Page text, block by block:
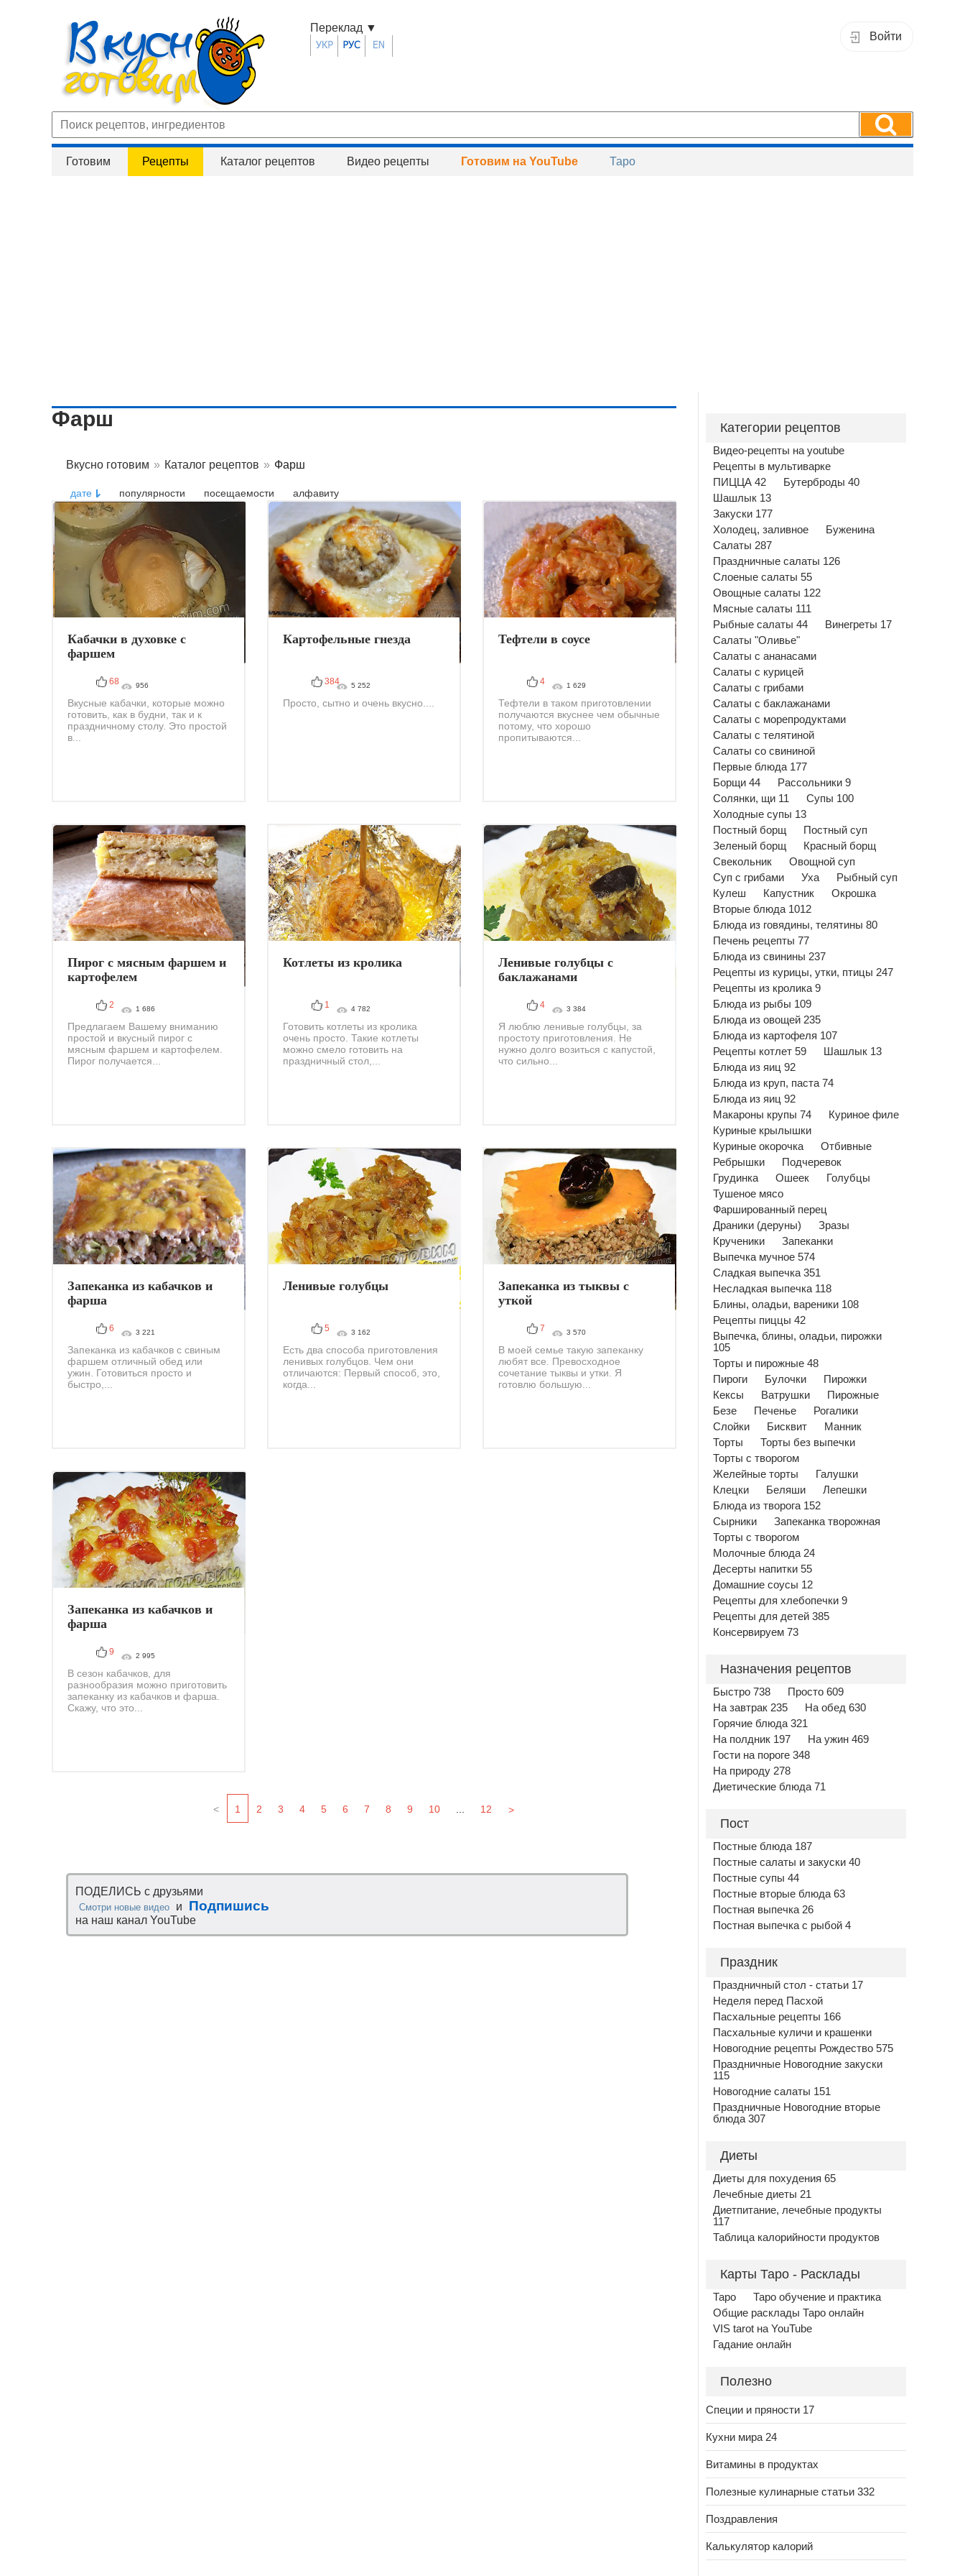
Войти
Переклад ▼
Готовим Рецепты Каталог рецептов Видео рецепты Готовим на YouTube Таро
Фарш
Вкусно готовим » Каталог рецептов » Фарш
дате популярности посещаемости алфавиту
Кабачки в духовке с
фаршем
68 956
Вкусные кабачки, которые можно
готовить, как в будни, так и к
праздничному столу. Это простой
в...
Картофельные гнезда
384 5 252
Просто, сытно и очень вкусно....
Тефтели в соусе
4 1 629
Тефтели в таком приготовлении
получаются вкуснее чем обычные
потому, что хорошо
пропитываются...
Пирог с мясным фаршем и
картофелем
2 1 686
Предлагаем Вашему вниманию
простой и вкусный пирог с
мясным фаршем и картофелем.
Пирог получается...
Котлеты из кролика
1 4 782
Готовить котлеты из кролика
очень просто. Такие котлеты
можно смело готовить на
праздничный стол,...
Ленивые голубцы с
баклажанами
4 3 384
Я люблю ленивые голубцы, за
простоту приготовления. Не
нужно долго возиться с капустой,
что сильно...
Запеканка из кабачков и
фарша
6 3 221
Запеканка из кабачков с свиным
фаршем отличный обед или
ужин. Готовиться просто и
быстро,...
Ленивые голубцы
5 3 162
Есть два способа приготовления
ленивых голубцов. Чем они
отличаются: Первый способ, это,
когда...
Запеканка из тыквы с
уткой
7 3 570
В моей семье такую запеканку
любят все. Превосходное
сочетание тыквы и утки. Я
готовлю большую...
Запеканка из кабачков и
фарша
9 2 995
В сезон кабачков, для
разнообразия можно приготовить
запеканку из кабачков и фарша.
Скажу, что это...
< 1 2 3 4 5 6 7 8 9 10 12 >
ПОДЕЛИСЬ с друзьями
Смотри новые видео и Подпишись
на наш канал YouTube
Категории рецептов
Видео-рецепты на youtube
Рецепты в мультиварке
ПИЦЦА 42
Бутерброды 40
Шашлык 13
Закуски 177
Холодец, заливное
Буженина
Салаты 287
Праздничные салаты 126
Слоеные салаты 55
Овощные салаты 122
Мясные салаты 111
Рыбные салаты 44
Винегреты 17
Салаты "Оливье"
Салаты с ананасами
Салаты с курицей
Салаты с грибами
Салаты с баклажанами
Салаты с морепродуктами
Салаты с телятиной
Салаты со свининой
Первые блюда 177
Борщи 44
Рассольники 9
Солянки, щи 11
Супы 100
Холодные супы 13
Постный борщ
Постный суп
Зеленый борщ
Красный борщ
Свекольник
Овощной суп
Суп с грибами
Уха
Рыбный суп
Кулеш
Капустник
Окрошка
Вторые блюда 1012
Блюда из говядины, телятины 80
Печень рецепты 77
Блюда из свинины 237
Рецепты из курицы, утки, птицы 247
Рецепты из кролика 9
Блюда из рыбы 109
Блюда из овощей 235
Блюда из картофеля 107
Рецепты котлет 59
Шашлык 13
Блюда из яиц 92
Блюда из круп, паста 74
Блюда из яиц 92
Макароны крупы 74
Куриное филе
Куриные крылышки
Куриные окорочка
Отбивные
Ребрышки
Подчеревок
Грудинка
Ошеек
Голубцы
Тушеное мясо
Фаршированный перец
Драники (деруны)
Зразы
Крученики
Запеканки
Выпечка мучное 574
Сладкая выпечка 351
Несладкая выпечка 118
Блины, оладьи, вареники 108
Рецепты пиццы 42
Выпечка, блины, оладьи, пирожки
105
Торты и пирожные 48
Пироги
Булочки
Пирожки
Кексы
Ватрушки
Пирожные
Безе
Печенье
Рогалики
Слойки
Бисквит
Манник
Торты
Торты без выпечки
Торты с творогом
Желейные торты
Галушки
Клецки
Беляши
Лепешки
Блюда из творога 152
Сырники
Запеканка творожная
Торты с творогом
Молочные блюда 24
Десерты напитки 55
Домашние соусы 12
Рецепты для хлебопечки 9
Рецепты для детей 385
Консервируем 73
Назначения рецептов
Быстро 738
Просто 609
На завтрак 235
На обед 630
Горячие блюда 321
На полдник 197
На ужин 469
Гости на пороге 348
На природу 278
Диетические блюда 71
Пост
Постные блюда 187
Постные салаты и закуски 40
Постные супы 44
Постные вторые блюда 63
Постная выпечка 26
Постная выпечка с рыбой 4
Праздник
Праздничный стол - статьи 17
Неделя перед Пасхой
Пасхальные рецепты 166
Пасхальные куличи и крашенки
Новогодние рецепты Рождество 575
Праздничные Новогодние закуски
115
Новогодние салаты 151
Праздничные Новогодние вторые
блюда 307
Диеты
Диеты для похудения 65
Лечебные диеты 21
Диетпитание, лечебные продукты
117
Таблица калорийности продуктов
Карты Таро - Расклады
Таро
Таро обучение и практика
Общие расклады Таро онлайн
VIS tarot на YouTube
Гадание онлайн
Полезно
Специи и пряности 17
Кухни мира 24
Витамины в продуктах
Полезные кулинарные статьи 332
Поздравления
Калькулятор калорий